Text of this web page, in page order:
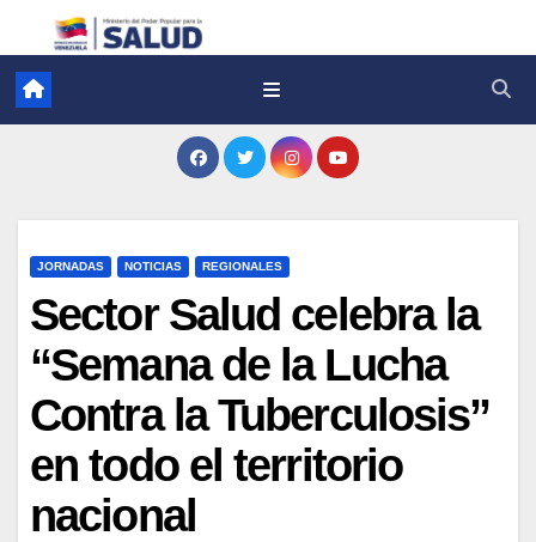
JORNADAS NOTICIAS REGIONALES
Sector Salud celebra la
“Semana de la Lucha
Contra la Tuberculosis”
en todo el territorio
nacional